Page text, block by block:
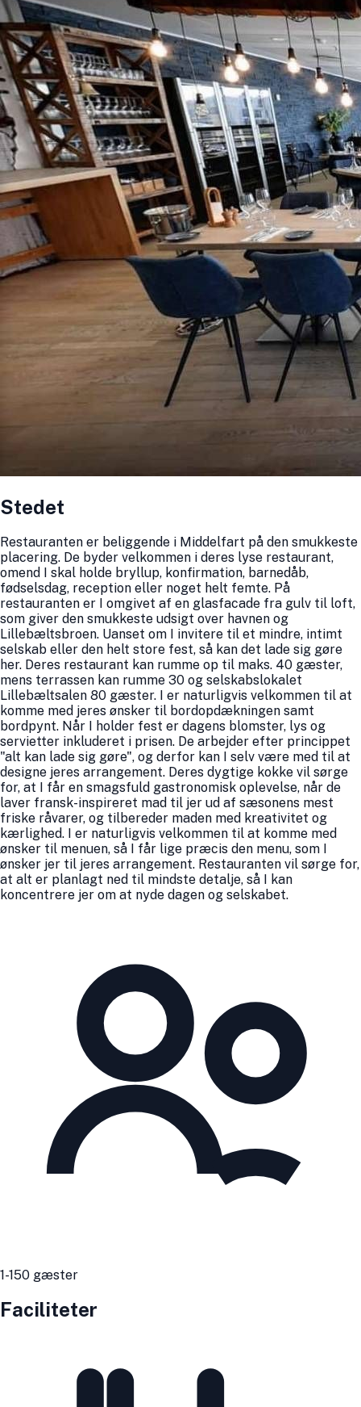
Stedet
Restauranten er beliggende i Middelfart på den smukkeste
placering. De byder velkommen i deres lyse restaurant,
omend I skal holde bryllup, konfirmation, barnedåb,
fødselsdag, reception eller noget helt femte. På
restauranten er I omgivet af en glasfacade fra gulv til loft,
som giver den smukkeste udsigt over havnen og
Lillebæltsbroen. Uanset om I invitere til et mindre, intimt
selskab eller den helt store fest, så kan det lade sig gøre
her. Deres restaurant kan rumme op til maks. 40 gæster,
mens terrassen kan rumme 30 og selskabslokalet
Lillebæltsalen 80 gæster. I er naturligvis velkommen til at
komme med jeres ønsker til bordopdækningen samt
bordpynt. Når I holder fest er dagens blomster, lys og
servietter inkluderet i prisen. De arbejder efter princippet
"alt kan lade sig gøre", og derfor kan I selv være med til at
designe jeres arrangement. Deres dygtige kokke vil sørge
for, at I får en smagsfuld gastronomisk oplevelse, når de
laver fransk-inspireret mad til jer ud af sæsonens mest
friske råvarer, og tilbereder maden med kreativitet og
kærlighed. I er naturligvis velkommen til at komme med
ønsker til menuen, så I får lige præcis den menu, som I
ønsker jer til jeres arrangement. Restauranten vil sørge for,
at alt er planlagt ned til mindste detalje, så I kan
koncentrere jer om at nyde dagen og selskabet.
1-150 gæster
Faciliteter